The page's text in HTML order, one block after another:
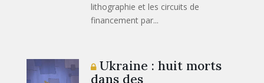
lithographie et les circuits de
financement par...
Ukraine : huit morts
dans des